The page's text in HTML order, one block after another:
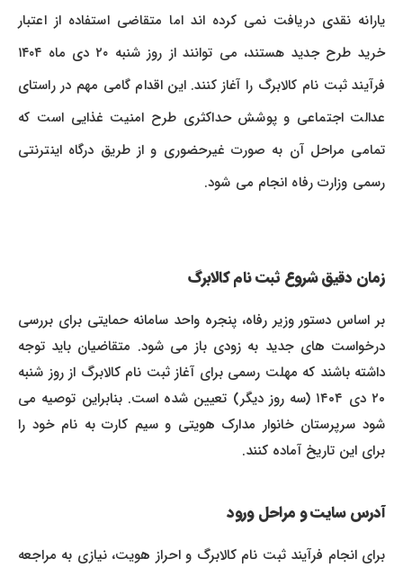
یارانه نقدی دریافت نمی کرده اند اما متقاضی استفاده از اعتبار
خرید طرح جدید هستند، می توانند از روز شنبه ۲۰ دی ماه ۱۴۰۴
فرآیند ثبت نام کالابرگ را آغاز کنند. این اقدام گامی مهم در راستای
عدالت اجتماعی و پوشش حداکثری طرح امنیت غذایی است که
تمامی مراحل آن به صورت غیرحضوری و از طریق درگاه اینترنتی
رسمی وزارت رفاه انجام می شود.
زمان دقیق شروع ثبت نام کالابرگ
بر اساس دستور وزیر رفاه، پنجره واحد سامانه حمایتی برای بررسی
درخواست های جدید به زودی باز می شود. متقاضیان باید توجه
داشته باشند که مهلت رسمی برای آغاز ثبت نام کالابرگ از روز شنبه
۲۰ دی ۱۴۰۴ (سه روز دیگر) تعیین شده است. بنابراین توصیه می
شود سرپرستان خانوار مدارک هویتی و سیم کارت به نام خود را
برای این تاریخ آماده کنند.
آدرس سایت و مراحل ورود
برای انجام فرآیند ثبت نام کالابرگ و احراز هویت، نیازی به مراجعه